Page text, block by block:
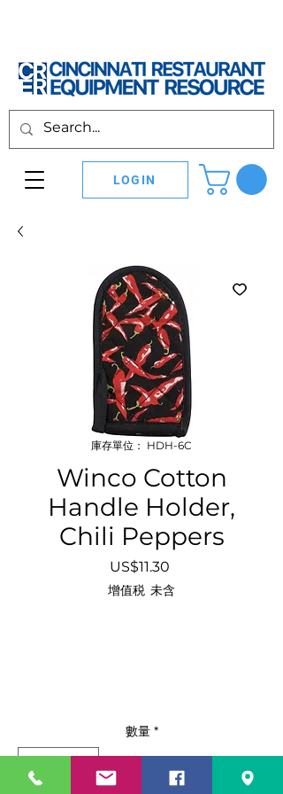
LOGIN
庫存單位： HDH-6C
Winco Cotton
Handle Holder,
Chili Peppers
US$11.30價
格
增值税 未含
數量 *